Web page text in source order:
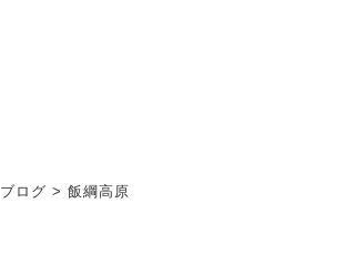
ブログ >飯綱高原